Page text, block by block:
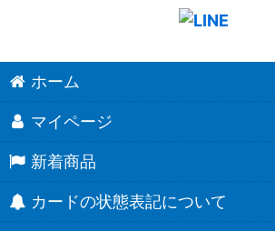
ホーム
マイページ
新着商品
カードの状態表記について